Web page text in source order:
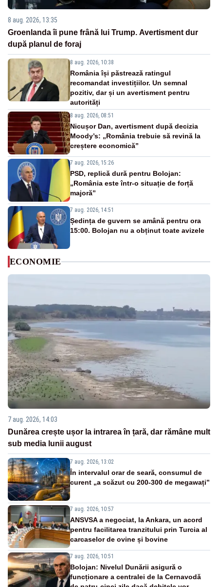
8 aug. 2026, 13:35
Groenlanda îi pune frână lui Trump. Avertisment dur
după planul de foraj
8 aug. 2026, 10:38
România își păstrează ratingul
recomandat investițiilor. Un semnal
pozitiv, dar și un avertisment pentru
autorități
8 aug. 2026, 08:51
Nicușor Dan, avertisment după decizia
Moody’s: „România trebuie să revină la
creștere economică”
7 aug. 2026, 15:26
PSD, replică dură pentru Bolojan:
„România este într-o situație de forță
majoră”
7 aug. 2026, 14:51
Ședința de guvern se amână pentru ora
15:00. Bolojan nu a obținut toate avizele
ECONOMIE
7 aug. 2026, 14:03
Dunărea crește ușor la intrarea în țară, dar rămâne mult
sub media lunii august
7 aug. 2026, 13:02
În intervalul orar de seară, consumul de
curent „a scăzut cu 200-300 de megawați”
7 aug. 2026, 10:57
ANSVSA a negociat, la Ankara, un acord
pentru facilitarea tranzitului prin Turcia al
carcaselor de ovine și bovine
7 aug. 2026, 10:51
Bolojan: Nivelul Dunării asigură o
funcționare a centralei de la Cernavodă